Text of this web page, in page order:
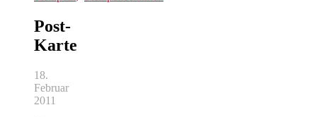
Post-
Karte
18.
Februar
2011